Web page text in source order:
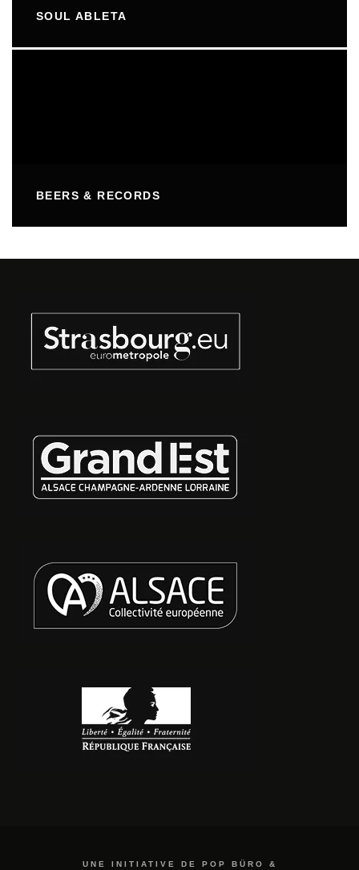
SOUL ABLETA
BEERS & RECORDS
UNE INITIATIVE DE POP BÜRO &